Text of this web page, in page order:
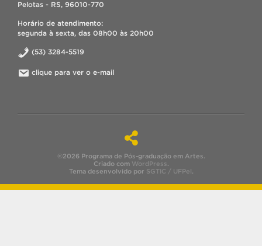
Pelotas - RS, 96010-770
Horário de atendimento:
segunda à sexta, das 08h00 às 20h00
(53) 3284-5519
clique para ver o e-mail
©2026 Programa de Pós-graduação em Artes.
Criado com WordPress.
Tema desenvolvido por SGTIC / UFPel.